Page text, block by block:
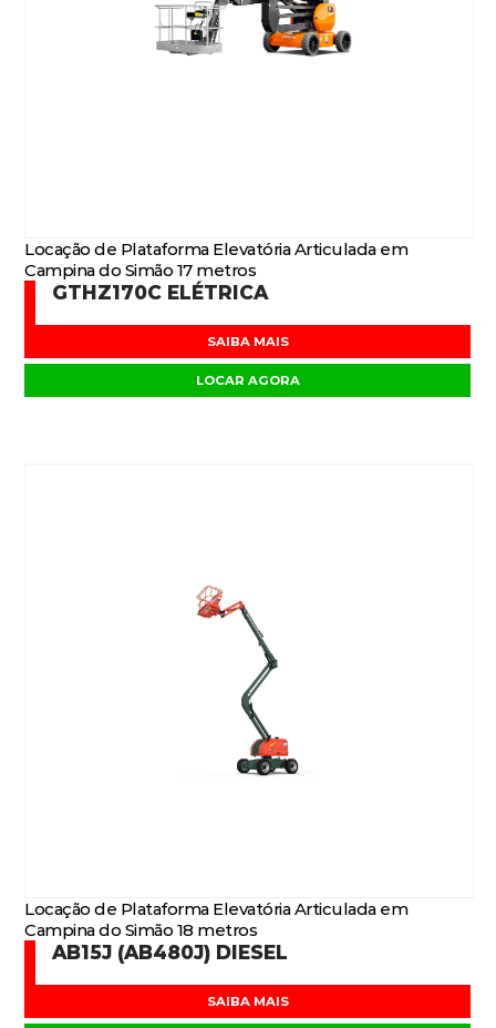
Locação de Plataforma Elevatória Articulada em
Campina do Simão 17 metros
GTHZ170C ELÉTRICA
SAIBA MAIS
LOCAR AGORA
Locação de Plataforma Elevatória Articulada em
Campina do Simão 18 metros
AB15J (AB480J) DIESEL
SAIBA MAIS